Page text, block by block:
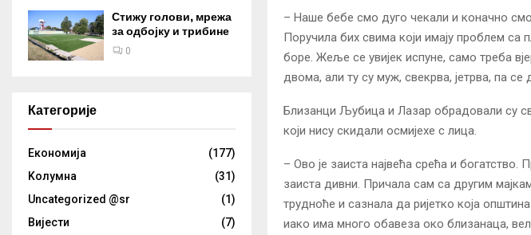
– Наше бебе смо дуго чекали и коначно
Поручила бих свима који имају проблем
боре. Жеље се увијек испуне, само треба
двома, али ту су муж, свекрва, јетрва, па
Близанци Љубица и Лазар обрадовали су
који нису скидали осмијехе с лица.
– Ово је заиста највећа срећа и богатство.
заиста дивни. Причала сам са другим
трудноће и сазнала да ријетко која
иако има много обавеза око близанаца,
Стижу голови, мрежа
за одбојку и трибине
0
Категорије
Eкономија
(177)
Kолумнa
(31)
Uncategorized @sr
(1)
Вијести
(7)